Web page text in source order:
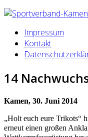
Impressum
Kontakt
14
Kamen, 30. Juni 2014
„Holt euch eure Trikots“
erneut einen großen